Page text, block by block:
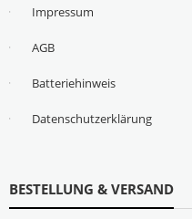
Impressum
AGB
Batteriehinweis
Datenschutzerklärung
BESTELLUNG & VERSAND